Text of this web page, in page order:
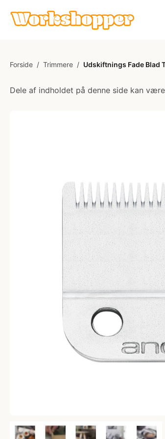
Forside / Trimmere / Udskiftnings Fade Blad
Dele af indholdet på denne side kan